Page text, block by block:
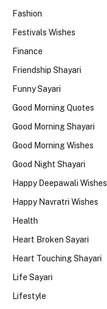
Fashion
Festivals Wishes
Finance
Friendship Shayari
Funny Sayari
Good Morning Quotes
Good Morning Shayari
Good Morning Wishes
Good Night Shayari
Happy Deepawali Wishes
Happy Navratri Wishes
Health
Heart Broken Sayari
Heart Touching Shayari
Life Sayari
Lifestyle